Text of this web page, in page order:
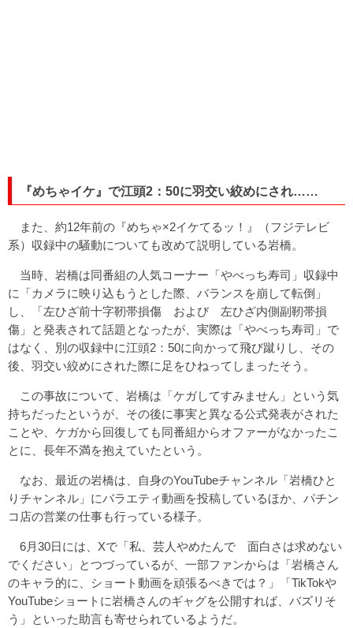
『めちゃイケ』で江頭2：50に羽交い絞めにされ……
また、約12年前の『めちゃ×2イケてるッ！』（フジテレビ
系）収録中の騒動についても改めて説明している岩橋。
当時、岩橋は同番組の人気コーナー「やべっち寿司」収録中
に「カメラに映り込もうとした際、バランスを崩して転倒」
し、「左ひざ前十字靭帯損傷 および 左ひざ内側副靭帯損
傷」と発表されて話題となったが、実際は「やべっち寿司」で
はなく、別の収録中に江頭2：50に向かって飛び蹴りし、その
後、羽交い絞めにされた際に足をひねってしまったそう。
この事故について、岩橋は「ケガしてすみません」という気
持ちだったというが、その後に事実と異なる公式発表がされた
ことや、ケガから回復しても同番組からオファーがなかったこ
とに、長年不満を抱えていたという。
なお、最近の岩橋は、自身のYouTubeチャンネル「岩橋ひと
りチャンネル」にバラエティ動画を投稿しているほか、パチン
コ店の営業の仕事も行っている様子。
6月30日には、Xで「私、芸人やめたんで 面白さは求めない
でください」とつづっているが、一部ファンからは「岩橋さん
のキャラ的に、ショート動画を頑張るべきでは？」「TikTokや
YouTubeショートに岩橋さんのギャグを公開すれば、バズリそ
う」といった助言も寄せられているようだ。